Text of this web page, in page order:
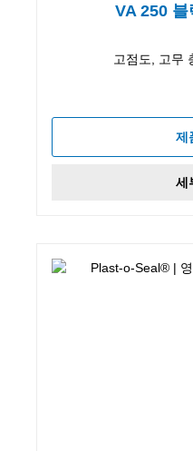
VA 250 블
고점도, 고무
제
세